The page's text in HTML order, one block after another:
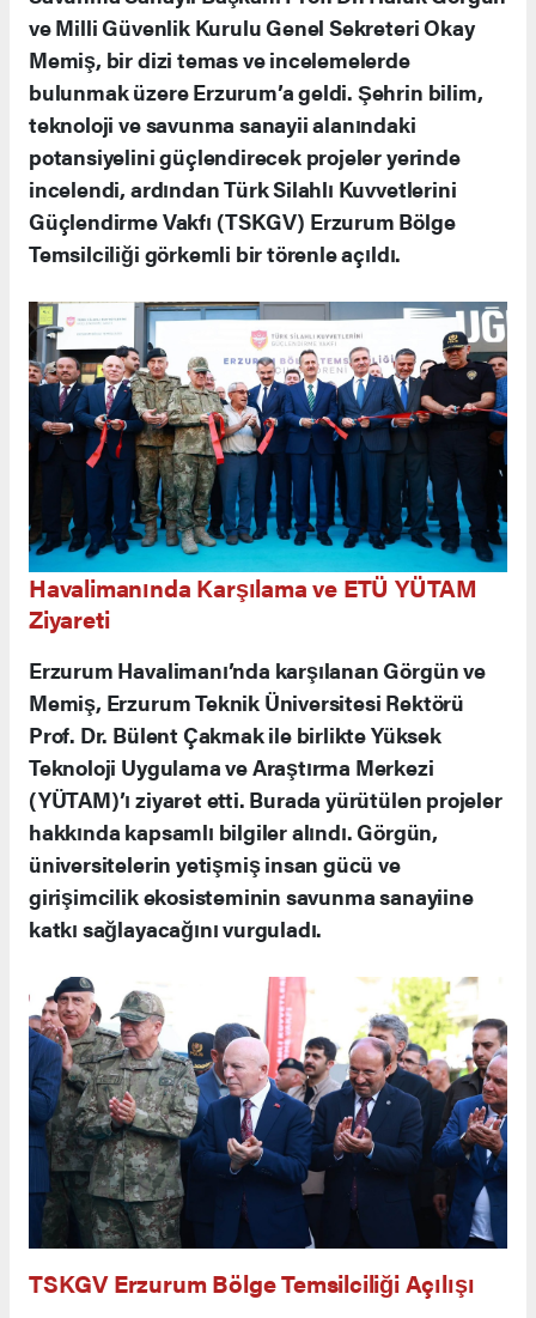
ve Milli Güvenlik Kurulu Genel Sekreteri Okay
Memiş, bir dizi temas ve incelemelerde
bulunmak üzere Erzurum’a geldi. Şehrin bilim,
teknoloji ve savunma sanayii alanındaki
potansiyelini güçlendirecek projeler yerinde
incelendi, ardından Türk Silahlı Kuvvetlerini
Güçlendirme Vakfı (TSKGV) Erzurum Bölge
Temsilciliği görkemli bir törenle açıldı.
Havalimanında Karşılama ve ETÜ YÜTAM
Ziyareti
Erzurum Havalimanı’nda karşılanan Görgün ve
Memiş, Erzurum Teknik Üniversitesi Rektörü
Prof. Dr. Bülent Çakmak ile birlikte Yüksek
Teknoloji Uygulama ve Araştırma Merkezi
(YÜTAM)’ı ziyaret etti. Burada yürütülen projeler
hakkında kapsamlı bilgiler alındı. Görgün,
üniversitelerin yetişmiş insan gücü ve
girişimcilik ekosisteminin savunma sanayiine
katkı sağlayacağını vurguladı.
TSKGV Erzurum Bölge Temsilciliği Açılışı